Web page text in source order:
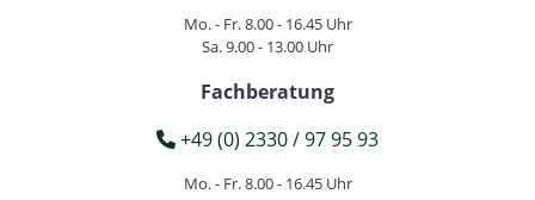
Mo. - Fr. 8.00 - 16.45 Uhr
Sa. 9.00 - 13.00 Uhr
Fachberatung
+49 (0) 2330 / 97 95 93
Mo. - Fr. 8.00 - 16.45 Uhr